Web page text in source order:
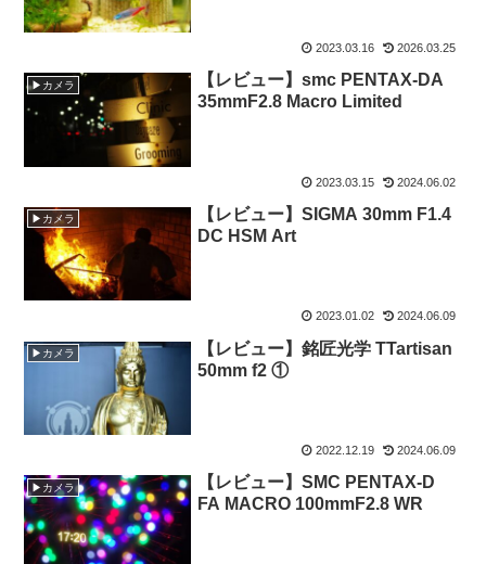
2023.03.16 2026.03.25
▶カメラ
【レビュー】smc PENTAX-DA
35mmF2.8 Macro Limited
2023.03.15 2024.06.02
▶カメラ
【レビュー】SIGMA 30mm F1.4
DC HSM Art
2023.01.02 2024.06.09
▶カメラ
【レビュー】銘匠光学 TTartisan
50mm f2 ①
2022.12.19 2024.06.09
▶カメラ
【レビュー】SMC PENTAX-D
FA MACRO 100mmF2.8 WR